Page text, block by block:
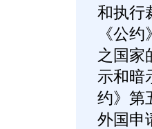
和执行
《公
之国家
示和暗
约》第
外国申